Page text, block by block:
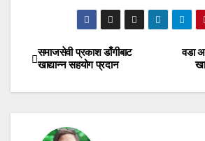
Post
navigation
वडा
समाजसेवी प्रकाश डाँगीबाट
खाद्यान्न सहयोग प्रदान